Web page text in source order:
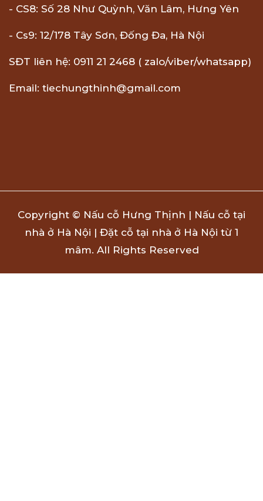
- CS8: Số 28 Như Quỳnh, Văn Lâm, Hưng Yên
- Cs9: 12/178 Tây Sơn, Đống Đa, Hà Nội
SĐT liên hệ: 0911 21 2468 ( zalo/viber/whatsapp)
Email: tiechungthinh@gmail.com
Copyright © Nấu cỗ Hưng Thịnh | Nấu cỗ tại
nhà ở Hà Nội | Đặt cỗ tại nhà ở Hà Nội từ 1
mâm. All Rights Reserved